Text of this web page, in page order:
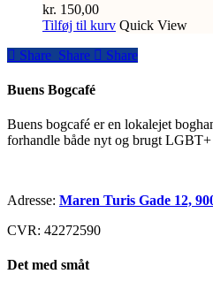
kr. 150,00
Tilføj til kurv Quick View
Share
Share Share Share
Buens Bogcafé
Buens bogcafé er en lokalejet
forhandle både nyt og brugt LGBT+
Adresse: Maren Turis Gade 12,
CVR: 42272590
Det med småt